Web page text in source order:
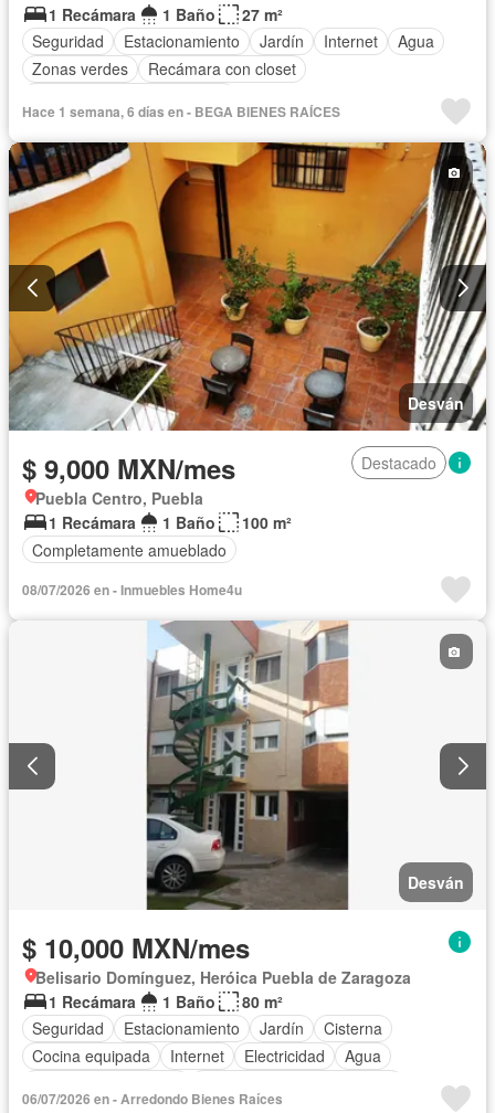
1 Recámara
1 Baño
27 m²
Seguridad
Estacionamiento Jardín Internet
Agua
Zonas verdes
Recámara con closet
Hace 1 semana, 6 días en - BEGA BIENES RAÍCES
Desván
$ 9,000 MXN/mes
Destacado
Puebla Centro, Puebla
1 Recámara
1 Baño
100 m²
Completamente amueblado
08/07/2026 en - Inmuebles Home4u
Desván
$ 10,000 MXN/mes
Belisario Domínguez, Heróica Puebla de Zaragoza
1 Recámara
1 Baño
80 m²
Seguridad
Estacionamiento Jardín
Cisterna
Cocina equipada
Internet Electricidad
Agua
06/07/2026 en - Arredondo Bienes Raíces